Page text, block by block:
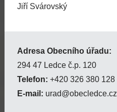
Jiří Svárovský
Adresa Obecního úřadu:
294 47 Ledce č.p. 120
Telefon: +420 326 380 128
E-mail: urad@obecledce.cz